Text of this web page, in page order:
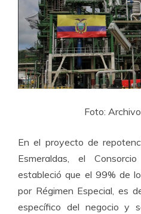
Foto:
En el proyecto de
Esmeraldas, el
estableció que el 99% de
por Régimen Especial, es
específico del negocio y